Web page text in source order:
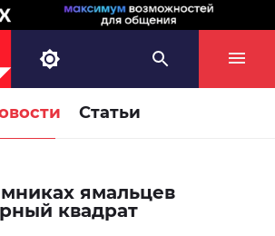
Статьи
ямальцев
квадрат